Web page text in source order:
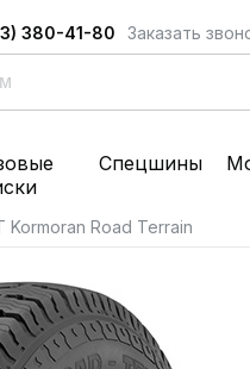
380-41-80 Заказать
Спецшины
Kormoran Road Terrain